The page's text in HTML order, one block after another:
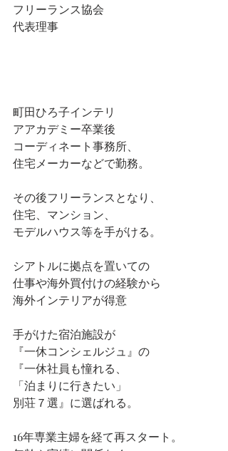
フリーランス協会
代表理事
町田ひろ子インテリ
アアカデミー卒業後
コーディネート事務所、
住宅メーカーなどで勤務。
その後フリーランスとなり、
住宅、マンション、
モデルハウス等を手がける。
シアトルに拠点を置いての
仕事や海外買付けの経験から
海外インテリアが得意
手がけた宿泊施設が
『一休コンシェルジュ』の
『一休社員も憧れる、
「泊まりに行きたい」
別荘７選』に選ばれる。
16年専業主婦を経て再スタート。